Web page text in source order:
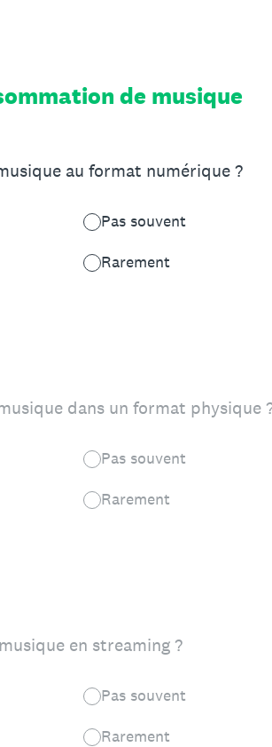
de musique
au format numérique ?
Pas souvent
Rarement
dans un format physique
Pas souvent
Rarement
en streaming ?
Pas souvent
Rarement